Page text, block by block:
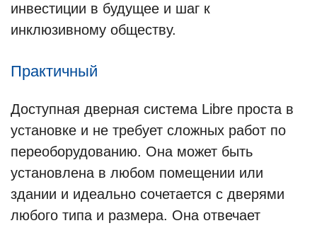
инвестиции в будущее и шаг к
инклюзивному обществу.
Практичный
Доступная дверная система Libre проста в
установке и не требует сложных работ по
переоборудованию. Она может быть
установлена в любом помещении или
здании и идеально сочетается с дверями
любого типа и размера. Она отвечает